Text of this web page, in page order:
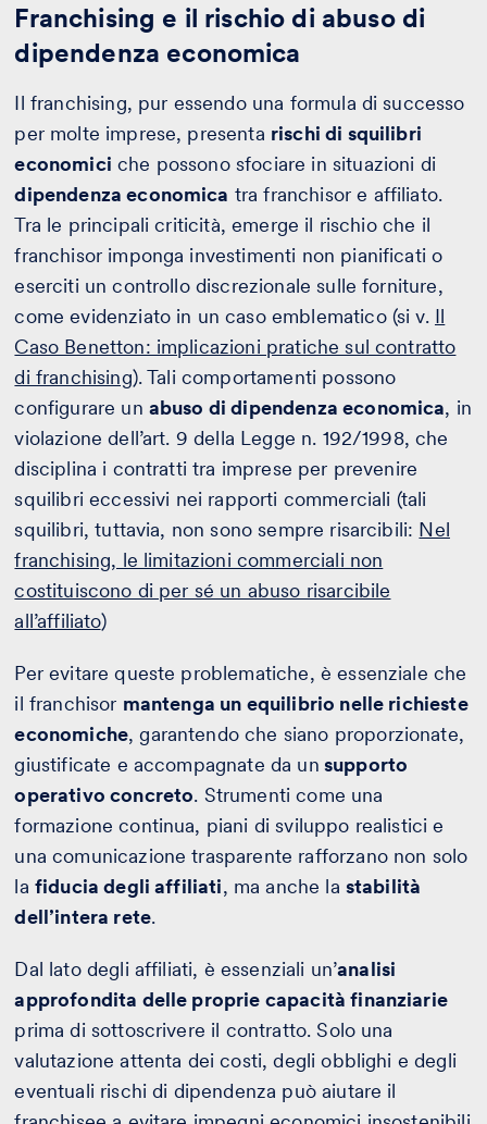
Franchising e il rischio di abuso di
dipendenza economica
Il franchising, pur essendo una formula di successo
per molte imprese, presenta rischi di squilibri
economici che possono sfociare in situazioni di
dipendenza economica tra franchisor e affiliato.
Tra le principali criticità, emerge il rischio che il
franchisor imponga investimenti non pianificati o
eserciti un controllo discrezionale sulle forniture,
come evidenziato in un caso emblematico (si v. Il
Caso Benetton: implicazioni pratiche sul contratto
di franchising). Tali comportamenti possono
configurare un abuso di dipendenza economica, in
violazione dell’art. 9 della Legge n. 192/1998, che
disciplina i contratti tra imprese per prevenire
squilibri eccessivi nei rapporti commerciali (tali
squilibri, tuttavia, non sono sempre risarcibili: Nel
franchising, le limitazioni commerciali non
costituiscono di per sé un abuso risarcibile
all’affiliato)
Per evitare queste problematiche, è essenziale che
il franchisor mantenga un equilibrio nelle richieste
economiche, garantendo che siano proporzionate,
giustificate e accompagnate da un supporto
operativo concreto. Strumenti come una
formazione continua, piani di sviluppo realistici e
una comunicazione trasparente rafforzano non solo
la fiducia degli affiliati, ma anche la stabilità
dell’intera rete.
Dal lato degli affiliati, è essenziali un’analisi
approfondita delle proprie capacità finanziarie
prima di sottoscrivere il contratto. Solo una
valutazione attenta dei costi, degli obblighi e degli
eventuali rischi di dipendenza può aiutare il